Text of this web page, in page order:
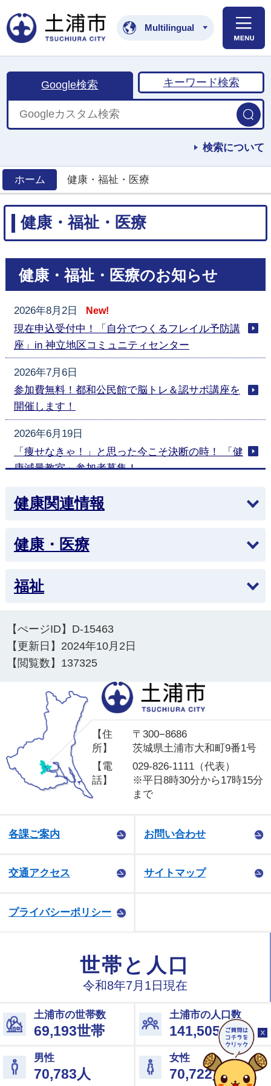
土浦市公式ホームペ
Multilingual
Google検索 キーワード検索
検索について
ホーム
健康・福祉・医療
健康・福祉・医療
健康・福祉・医療のお知らせ
2026年8月2日 New!
現在申込受付中！「自分でつくるフレイル予防講
座」in 神立地区コミュニティセンター
2026年7月6日
参加費無料！都和公民館で脳トレ＆認サポ講座を
開催します！
2026年6月19日
「痩せなきゃ！」と思った今こそ決断の時！ 「健
康減量教室」参加者募集！
2026年5月29日
後期高齢者医療高額療養費の支給誤りについて
2026年5月22日
2026年3月24日
2026年2月17日
「自殺予防週間」と「自殺対策強化月間」
2026年1月1日
慢性腎臓病（CKD）とは？
2025年12月8日
麻しん風しん混合（MR)ワクチン定期の予防接種
に係る接種期間の延長について
2025年11月12日
した！
健康関連情報
健康・医療
福祉
【ぺージID】 D-15463
【更新日】 2024年10月2日
【閲覧数】 137325
【住
所】
〒300−8686
茨城県土浦市大和町9番1号
【電
話】
029-826-1111（代表）
※平日8時30分から17時15分
まで
各課ご案内 お問い合わせ
交通アクセス サイトマップ
プライバシーポリシー